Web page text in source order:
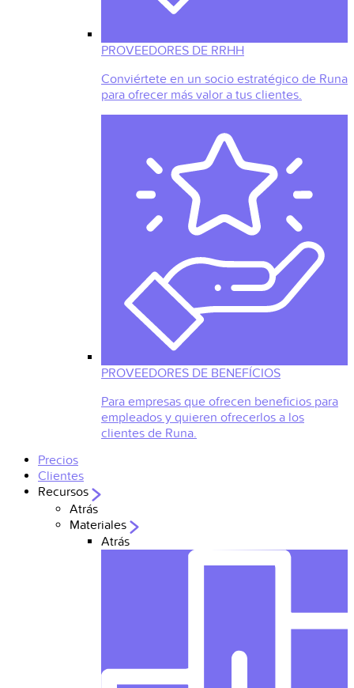
PROVEEDORES DE RRHH
Conviértete en un socio estratégico de Runa
para ofrecer más valor a tus clientes.
PROVEEDORES DE BENEFÍCIOS
Para empresas que ofrecen beneficios para
empleados y quieren ofrecerlos a los
clientes de Runa.
Precios
Clientes
Recursos
Atrás
Materiales
Atrás